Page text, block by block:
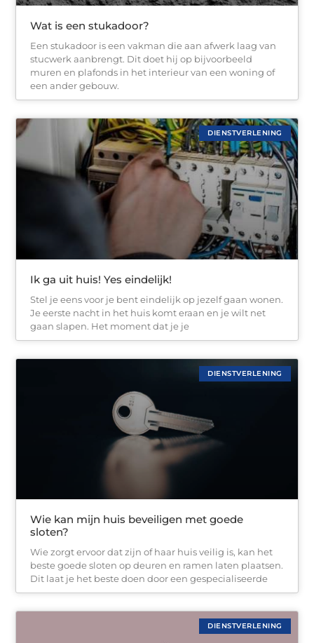
Wat is een stukadoor?
Een stukadoor is een vakman die aan afwerk laag van
stucwerk aanbrengt. Dit doet hij op bijvoorbeeld
muren en plafonds in het interieur van een woning of
een ander gebouw.
DIENSTVERLENING
Ik ga uit huis! Yes eindelijk!
Stel je eens voor je bent eindelijk op jezelf gaan wonen.
Je eerste nacht in het huis komt eraan en je wilt net
gaan slapen. Het moment dat je je
DIENSTVERLENING
Wie kan mijn huis beveiligen met goede
sloten?
Wie zorgt ervoor dat zijn of haar huis veilig is, kan het
beste goede sloten op deuren en ramen laten plaatsen.
Dit laat je het beste doen door een gespecialiseerde
DIENSTVERLENING